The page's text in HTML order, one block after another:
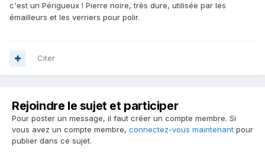
c'est un Périgueux ! Pierre noire, très dure, utilisée par les
émailleurs et les verriers pour polir.
Citer
Rejoindre le sujet et participer
Pour poster un message, il faut créer un compte membre. Si
vous avez un compte membre, connectez-vous maintenant pour
publier dans ce sujet.